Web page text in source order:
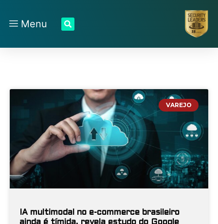
Menu
VAREJO
IA multimodal no e-commerce brasileiro